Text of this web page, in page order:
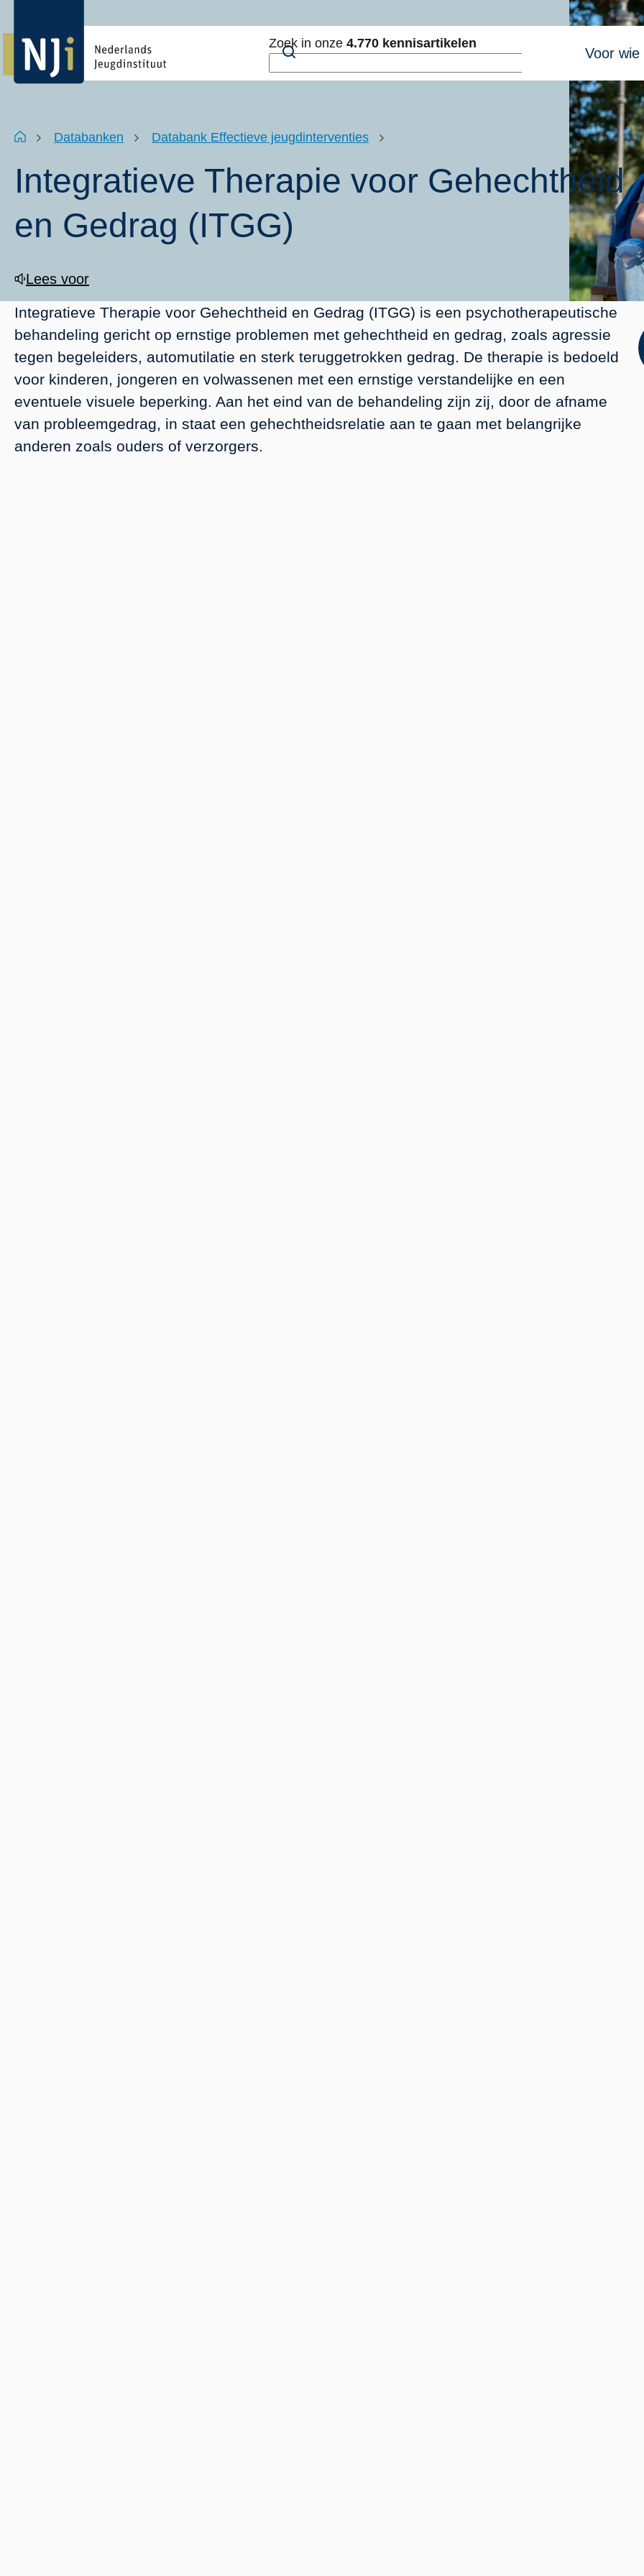
inhoud
Voor wie
Zoek in onze 4.770 kennisartikelen
Kruimelpad
HomeDatabanken Databank Effectieve jeugdinterventies
Integratieve Therapie voor Gehechtheid
en Gedrag (ITGG)
Lees voor
Integratieve Therapie voor Gehechtheid en Gedrag (ITGG) is een psychotherapeutische
behandeling gericht op ernstige problemen met gehechtheid en gedrag, zoals agressie
tegen begeleiders, automutilatie en sterk teruggetrokken gedrag. De therapie is bedoeld
voor kinderen, jongeren en volwassenen met een ernstige verstandelijke en een
eventuele visuele beperking. Aan het eind van de behandeling zijn zij, door de afname
van probleemgedrag, in staat een gehechtheidsrelatie aan te gaan met belangrijke
anderen zoals ouders of verzorgers.